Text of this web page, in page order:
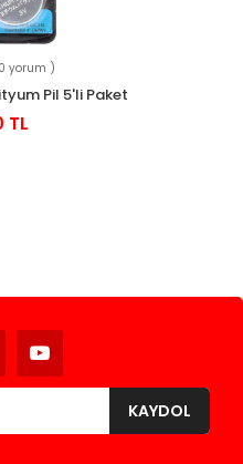
yorum )
Pil 5'li Paket
TL
KAYDOL